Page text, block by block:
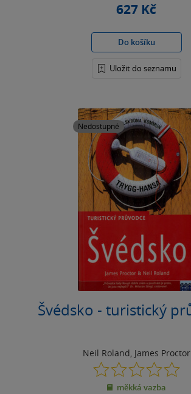
627 Kč
Do košíku
Uložit do seznamu
Nedostupné
Švédsko - turistický
Neil Roland, James Proctor
0.0
z
5
měkká vazba